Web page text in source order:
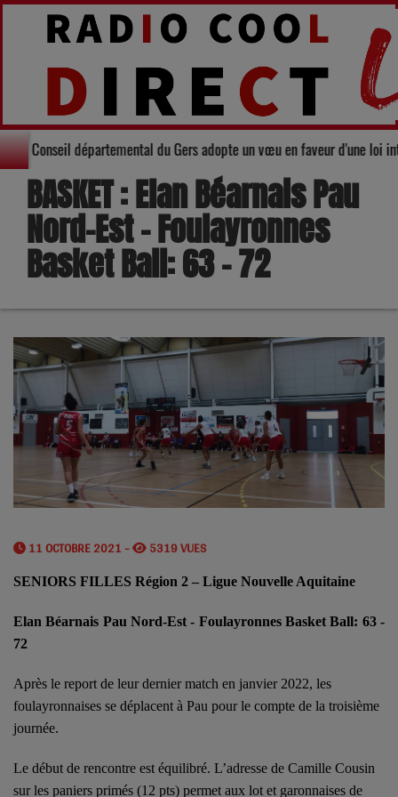
Solidarité : Le Conseil départemental du Gers adopte un vœu en faveur
BASKET : Elan Béarnais Pau
Nord-Est - Foulayronnes
Basket Ball: 63 - 72
11 OCTOBRE 2021 - 5319 VUES
SENIORS FILLES Région 2 – Ligue Nouvelle Aquitaine
Elan Béarnais Pau Nord-Est - Foulayronnes Basket Ball: 63 -
72
Après le report de leur dernier match en janvier 2022, les
foulayronnaises se déplacent à Pau pour le compte de la troisième
journée.
Le début de rencontre est équilibré. L’adresse de Camille Cousin
sur les paniers primés (12 pts) permet aux lot et garonnaises de